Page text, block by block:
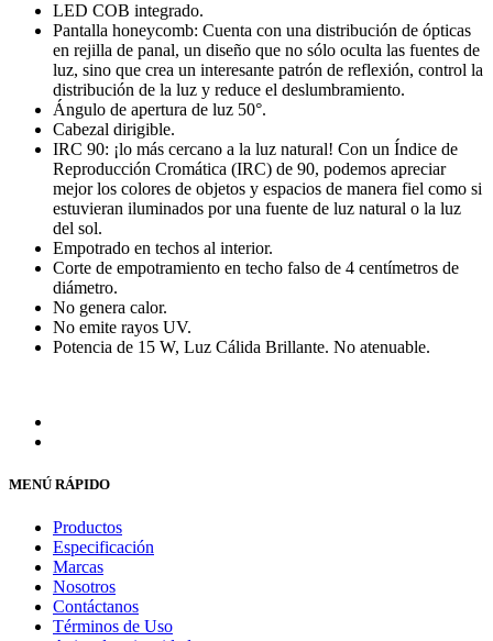
LED COB integrado.
Pantalla honeycomb: Cuenta con una distribución de ópticas
en rejilla de panal, un diseño que no sólo oculta las fuentes de
luz, sino que crea un interesante patrón de reflexión, control la
distribución de la luz y reduce el deslumbramiento.
Ángulo de apertura de luz 50°.
Cabezal dirigible.
IRC 90: ¡lo más cercano a la luz natural! Con un Índice de
Reproducción Cromática (IRC) de 90, podemos apreciar
mejor los colores de objetos y espacios de manera fiel como si
estuvieran iluminados por una fuente de luz natural o la luz
del sol.
Empotrado en techos al interior.
Corte de empotramiento en techo falso de 4 centímetros de
diámetro.
No genera calor.
No emite rayos UV.
Potencia de 15 W, Luz Cálida Brillante. No atenuable.
MENÚ RÁPIDO
Productos
Especificación
Marcas
Nosotros
Contáctanos
Términos de Uso